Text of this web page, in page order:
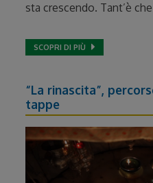
sta crescendo. Tant’è
SCOPRI DI PIÙ
“La rinascita”,
tappe